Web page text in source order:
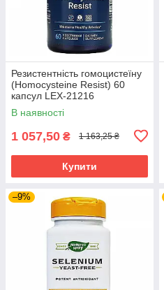
Резистентність гомоцистеїну
(Homocysteine Resist) 60
капсул LEX-21216
В наявності
1 057,50 ₴ 1 163,25 ₴
Купити
–9%